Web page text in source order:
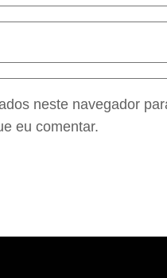
neste navegador
eu comentar.